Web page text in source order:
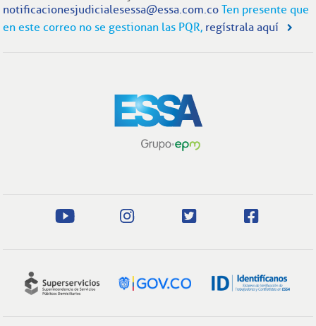
notificacionesjudicialesessa@essa.com.co Ten presente que
en este correo no se gestionan las PQR, regístrala aquí